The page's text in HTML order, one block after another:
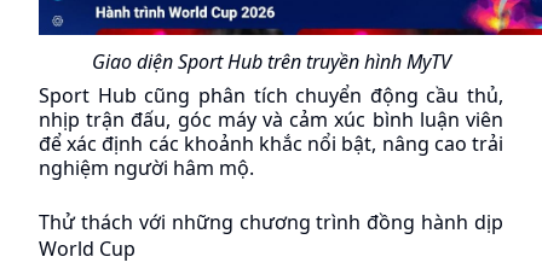
Giao diện Sport Hub trên truyền hình MyTV
Sport Hub cũng phân tích chuyển động cầu thủ,
nhịp trận đấu, góc máy và cảm xúc bình luận viên
để xác định các khoảnh khắc nổi bật, nâng cao trải
nghiệm người hâm mộ.
Thử thách với những chương trình đồng hành dịp
World Cup